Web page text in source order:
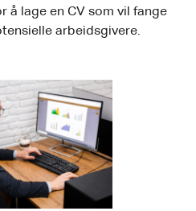
å lage en CV som vil fange
arbeidsgivere.